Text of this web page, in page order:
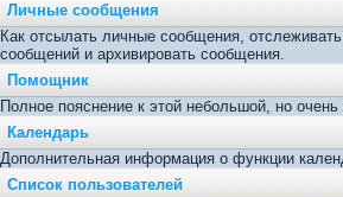
Личные сообщения
Как отсылать личные сообщения,
сообщений и архивировать сообщения.
Помощник
Полное пояснение к этой небольшой, но
Календарь
Дополнительная информация о функции
Список пользователей